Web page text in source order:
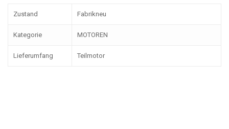
Zustand Fabrikneu
Kategorie MOTOREN
Lieferumfang Teilmotor